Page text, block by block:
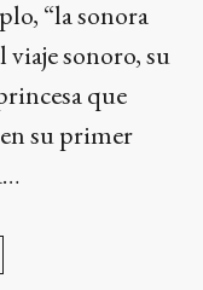
“la sonora
sonoro, su
que
su primer